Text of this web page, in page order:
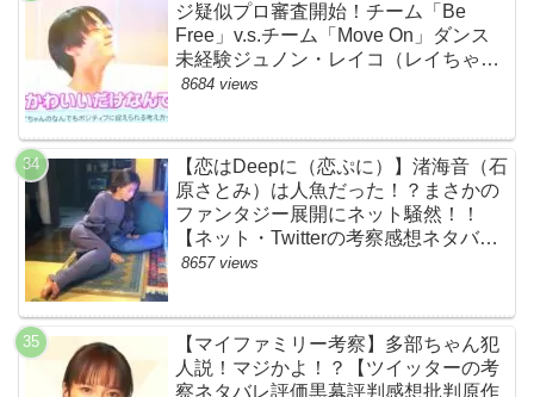
ジ疑似プロ審査開始！チーム「Be
Free」v.s.チーム「Move On」ダンス
未経験ジュノン・レイコ（レイちゃ
ん）頑張れ！ルイルイかわいすぎる
BE:FIRST・ビーファースト】
8684 views
【恋はDeepに（恋ぷに）】渚海音（石
原さとみ）は人魚だった！？まさかの
ファンタジー展開にネット騒然！！
【ネット・Twitterの考察感想ネタバレ
評価評判あらすじまとめ】
8657 views
【マイファミリー考察】多部ちゃん犯
人説！マジかよ！？【ツイッターの考
察ネタバレ評価黒幕評判感想批判原作